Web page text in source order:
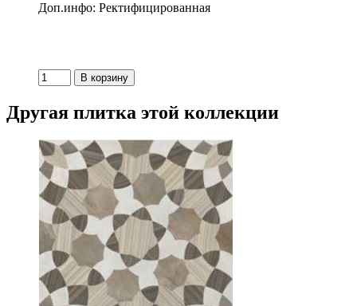
Доп.инфо: Ректифицированная
Другая плитка этой коллекции